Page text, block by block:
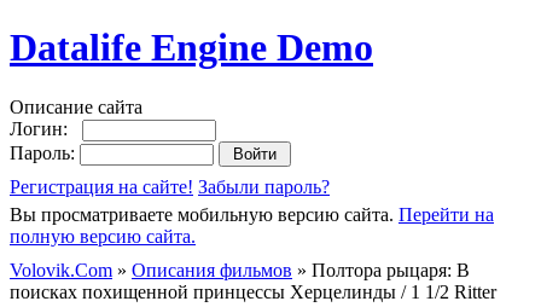
Datalife Engine Demo
Описание сайта
Логин:
Пароль:
Регистрация на сайте! Забыли пароль?
Вы просматриваете мобильную версию сайта. Перейти на
полную версию сайта.
Volovik.Com » Описания фильмов » Полтора рыцаря: В
поисках похищенной принцессы Херцелинды / 1 1/2 Ritter